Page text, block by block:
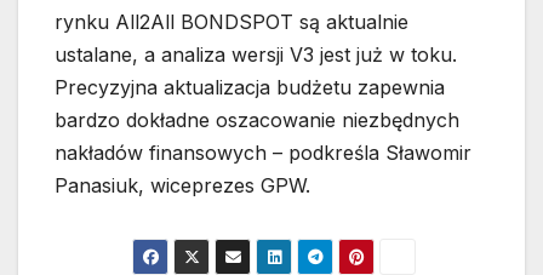
rynku All2All BONDSPOT są aktualnie
ustalane, a analiza wersji V3 jest już w toku.
Precyzyjna aktualizacja budżetu zapewnia
bardzo dokładne oszacowanie niezbędnych
nakładów finansowych – podkreśla Sławomir
Panasiuk, wiceprezes GPW.